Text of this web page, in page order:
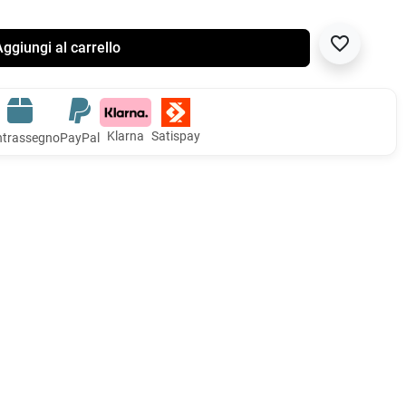
al carrello favorite_border
PayPal Klarna Satispay